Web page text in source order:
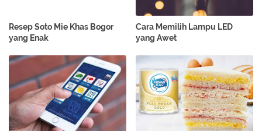
Resep Soto Mie Khas Bogor
yang Enak
Cara Memilih Lampu LED
yang Awet